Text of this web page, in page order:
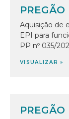
PREGÃO
Aquisição de
EPI para
PP nº 035/
VISUALIZAR »